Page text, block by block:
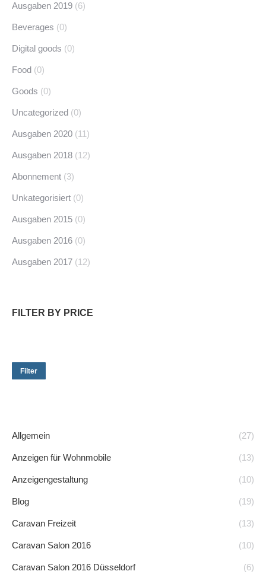
Ausgaben 2019 (6)
Beverages (0)
Digital goods (0)
Food (0)
Goods (0)
Uncategorized (0)
Ausgaben 2020 (11)
Ausgaben 2018 (12)
Abonnement (3)
Unkategorisiert (0)
Ausgaben 2015 (0)
Ausgaben 2016 (0)
Ausgaben 2017 (12)
FILTER BY PRICE
Filter
Allgemein (27)
Anzeigen für Wohnmobile (13)
Anzeigengestaltung (10)
Blog (19)
Caravan Freizeit (13)
Caravan Salon 2016 (10)
Caravan Salon 2016 Düsseldorf (6)